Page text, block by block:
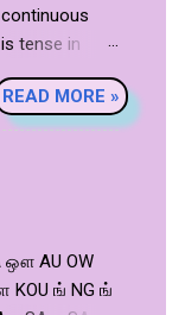
tense in
பங்கு
Tamil கா...
READ MORE »
ஔ AU OW
KOU ங் NG ங்